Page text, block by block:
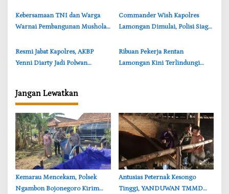
Disebarkan
Tumbuh Subur
‎Kebersamaan TNI dan Warga
Warnai Pembangunan Mushola
Bojonegoro-Lamongan
‎Commander Wish Kapolres
Lamongan Dimulai, Polisi Siaga
Rawan Macet
‎Resmi Jabat Kapolres, AKBP
Yenni Diarty Jadi Polwan
‎Ribuan Pekerja Rentan
Lamongan Kini Terlindungi
Jangan Lewatkan
‎Kemarau Mencekam, Polsek
Ngambon Bojonegoro Kirim
‎Antusias Peternak Kesongo
Tinggi, YANDUWAN TMMD